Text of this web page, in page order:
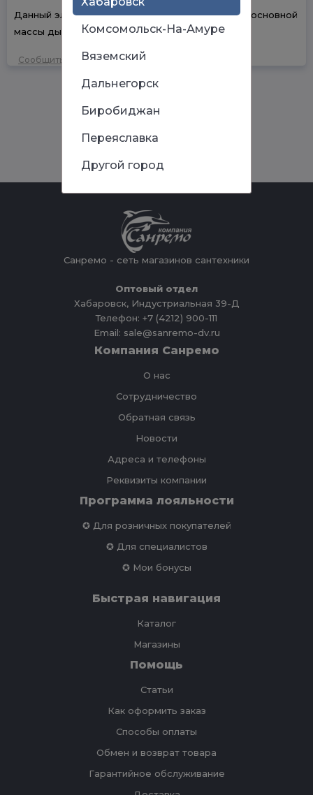
Данный элемент предназначен для постановки основной
массы дымохода.
Сообщить об ошибке
Санремо - сеть магазинов сантехники
Оптовый отдел
Хабаровск, Индустриальная 39-Д
Телефон: +7 (4212) 900-111
Email: sale@sanremo-dv.ru
Компания Санремо
О нас
Сотрудничество
Обратная связь
Новости
Адреса и телефоны
Реквизиты компании
Программа лояльности
✪ Для розничных покупателей
✪ Для специалистов
✪ Мои бонусы
Быстрая навигация
Каталог
Магазины
Помощь
Статьи
Как оформить заказ
Способы оплаты
Обмен и возврат товара
Гарантийное обслуживание
Комсомольск-На-Амуре
Вяземский
Дальнегорск
Биробиджан
Переяславка
Другой город